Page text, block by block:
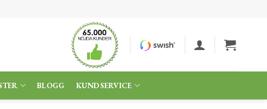
BLOGG KUNDSERVICE